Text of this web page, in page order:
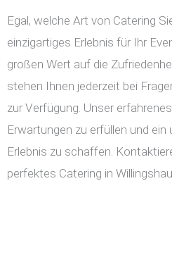
Egal, welche Art von Catering
einzigartiges Erlebnis für Ihr
großen Wert auf die
stehen Ihnen jederzeit bei
zur Verfügung. Unser
Erwartungen zu erfüllen und
Erlebnis zu schaffen.
perfektes Catering in